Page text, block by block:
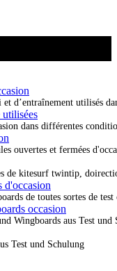
et d’entraînement utilisés
utilisées
dans différentes
ouvertes et fermées
de kitesurf twintip,
d'occasion
de toutes sortes de test
occasion
Wingboards aus Test und
Test und Schulung